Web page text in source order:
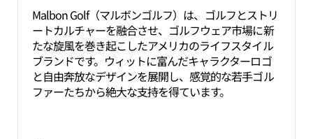
Malbon Golf（マルボンゴルフ）は、ゴルフとストリ
ートカルチャーを融合させ、ゴルフウェア市場に新
たな旋風を巻き起こしたアメリカのライフスタイル
ブランドです。ウィットに富んだキャラクターロゴ
と自由奔放なデザインを展開し、感覚的な若手ゴル
ファーたちから絶大な支持を得ています。